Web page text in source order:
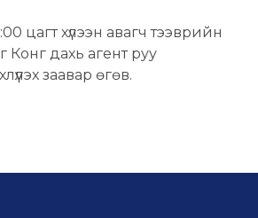
цагт хүлээн авагч тээврийн
Конг дахь агент руу
заавар өгөв.